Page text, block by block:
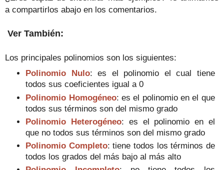
a compartirlos abajo en los comentarios.
Ver También:
Los principales polinomios son los siguientes:
Polinomio Nulo: es el polinomio el cual tiene
todos sus coeficientes igual a 0
Polinomio Homogéneo: es el polinomio en el que
todos sus términos son del mismo grado
Polinomio Heterogéneo: es el polinomio en el
que no todos sus términos son del mismo grado
Polinomio Completo: tiene todos los términos de
todos los grados del más bajo al más alto